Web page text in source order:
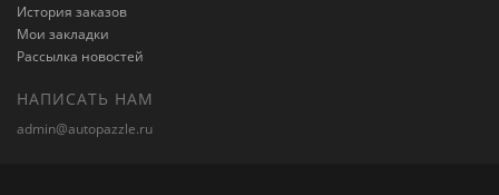
История заказов
Мои закладки
Рассылка новостей
НАПИСАТЬ НАМ
admin@autopazzle.ru